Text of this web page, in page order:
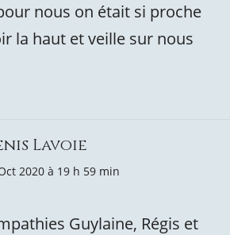
nous on était si proche
la haut et veille sur nous
Lavoie
2020 à 19 h 59 min
Guylaine, Régis et